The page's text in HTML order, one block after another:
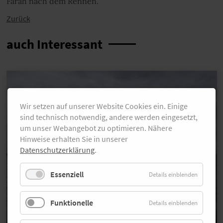
Zurück
auch Interessant
Wir setzen auf unserer Website Cookies ein. Einige
sind technisch notwendig, andere werden eingesetzt,
um unser Webangebot zu optimieren. Nähere
Hinweise erhalten Sie in unserer
Datenschutzerklärung.
Essenziell Details einblenden
Funktionelle Details einblenden